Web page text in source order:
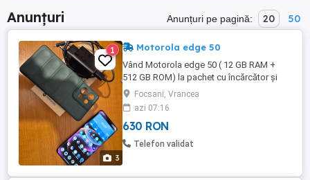
Anunțuri Anunțuri pe pagină: 20 50
3
1 Motorola edge 50
Vând Motorola edge 50 ( 12 GB RAM +
512 GB ROM) la pachet cu încărcător și
husa. Telefonul se prezintă impecabil, ca
nou. Folie ecran din prima zi.
Focsani, Vrancea
azi 07:16
630 RON
Telefon validat